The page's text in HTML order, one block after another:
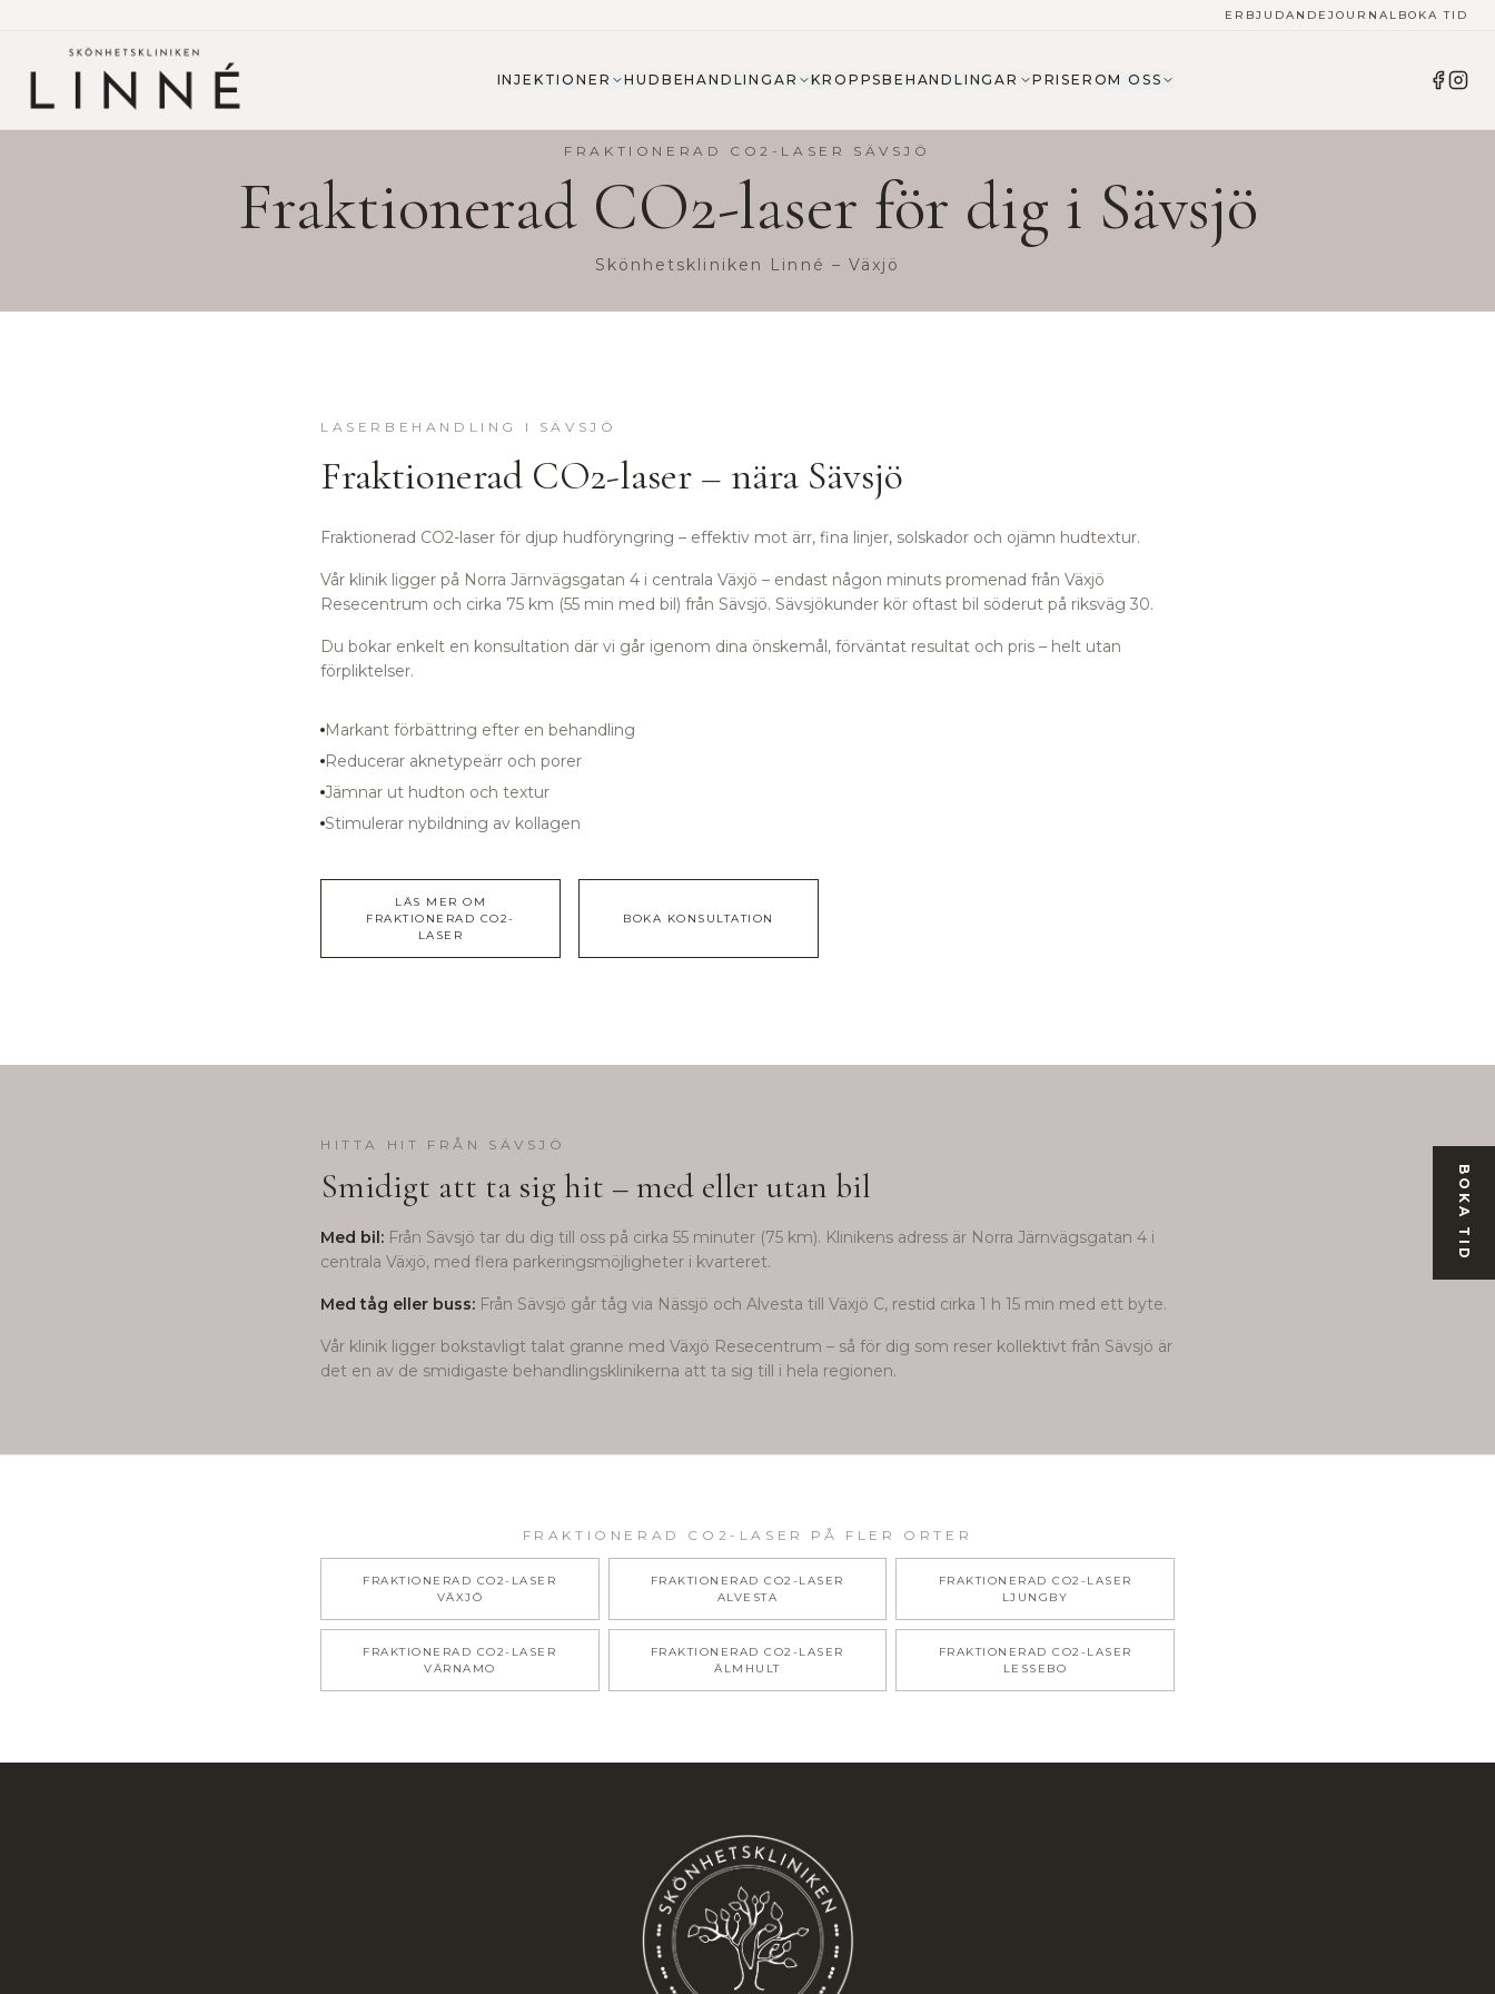
ERBJUDANDE JOURNAL BOKA TID
INJEKTIONER HUDBEHANDLINGAR KROPPSBEHANDLINGAR PRISER OM OSS
BOKA TID
FRAKTIONERAD CO2-LASER SÄVSJÖ
Fraktionerad CO2-laser för dig i Sävsjö
Skönhetskliniken Linné – Växjö
LASERBEHANDLING I SÄVSJÖ
Fraktionerad CO2-laser – nära Sävsjö
Fraktionerad CO2-laser för djup hudföryngring – effektiv mot ärr, fina linjer, solskador och ojämn hudtextur.
Vår klinik ligger på Norra Järnvägsgatan 4 i centrala Växjö – endast någon minuts promenad från Växjö
Resecentrum och cirka 75 km (55 min med bil) från Sävsjö. Sävsjökunder kör oftast bil söderut på riksväg 30.
Du bokar enkelt en konsultation där vi går igenom dina önskemål, förväntat resultat och pris – helt utan
förpliktelser.
Markant förbättring efter en behandling
Reducerar aknetypeärr och porer
Jämnar ut hudton och textur
Stimulerar nybildning av kollagen
LÄS MER OM
FRAKTIONERAD CO2-
LASER
BOKA KONSULTATION
HITTA HIT FRÅN SÄVSJÖ
Smidigt att ta sig hit – med eller utan bil
Med bil: Från Sävsjö tar du dig till oss på cirka 55 minuter (75 km). Klinikens adress är Norra Järnvägsgatan 4 i
centrala Växjö, med flera parkeringsmöjligheter i kvarteret.
Med tåg eller buss: Från Sävsjö går tåg via Nässjö och Alvesta till Växjö C, restid cirka 1 h 15 min med ett byte.
Vår klinik ligger bokstavligt talat granne med Växjö Resecentrum – så för dig som reser kollektivt från Sävsjö är
det en av de smidigaste behandlingsklinikerna att ta sig till i hela regionen.
FRAKTIONERAD CO2-LASER PÅ FLER ORTER
FRAKTIONERAD CO2-LASER
VÄXJÖ
FRAKTIONERAD CO2-LASER
ALVESTA
FRAKTIONERAD CO2-LASER
LJUNGBY
FRAKTIONERAD CO2-LASER
VÄRNAMO
FRAKTIONERAD CO2-LASER
ÄLMHULT
FRAKTIONERAD CO2-LASER
LESSEBO